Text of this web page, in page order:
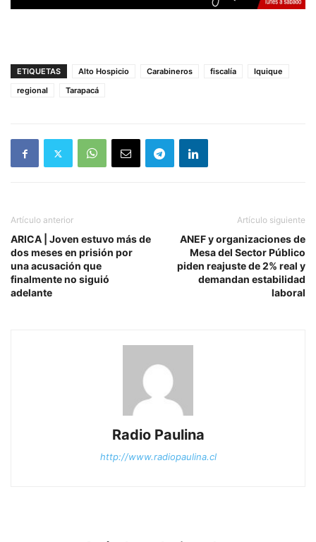
ETIQUETAS Alto Hospicio Carabineros fiscalía
Iquique
regional
Tarapacá
Artículo anterior
ARICA | Joven estuvo más de
dos meses en prisión por
una acusación que
finalmente no siguió
adelante
Artículo siguiente
ANEF y organizaciones de
Mesa del Sector Público
piden reajuste de 2% real y
demandan estabilidad
laboral
Radio Paulina
http://www.radiopaulina.cl